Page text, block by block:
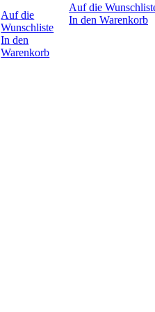
Auf die
Wunschliste
In den
Warenkorb
Auf die
In den Warenkorb